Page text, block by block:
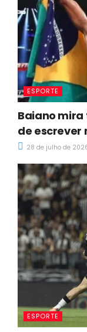
ESPORTE
Baiano mira
de escrever
28 de julho de
ESPORTE